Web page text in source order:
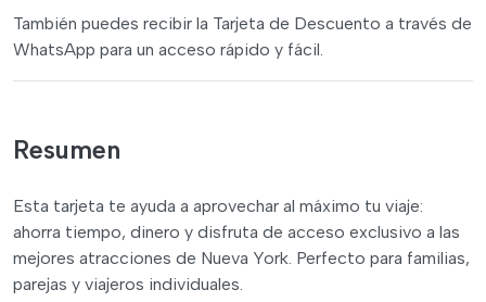
También puedes recibir la Tarjeta de Descuento a través de
WhatsApp para un acceso rápido y fácil.
Resumen
Esta tarjeta te ayuda a aprovechar al máximo tu viaje:
ahorra tiempo, dinero y disfruta de acceso exclusivo a las
mejores atracciones de Nueva York. Perfecto para familias,
parejas y viajeros individuales.